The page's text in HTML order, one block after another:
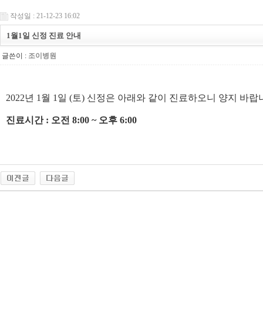
작성일 : 21-12-23 16:02
1월1일 신정 진료 안내
글쓴이 : 조이병원
2022년 1월 1일 (토) 신정은 아래와 같이 진료하오니 양지 바랍
진료시간 : 오전 8:00 ~ 오후 6:00